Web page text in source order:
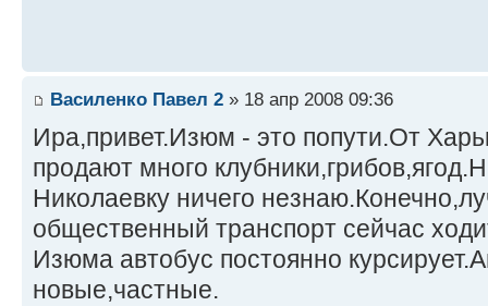
Василенко Павел 2 » 18 апр 2008 09:36
Ира,привет.Изюм - это попути.От
продают много
Николаевку ничего
общественный транспорт сейчас
Изюма автобус постоянно
новые,частные.